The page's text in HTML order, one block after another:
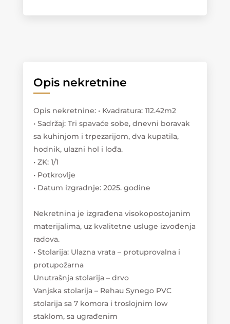
Opis nekretnine
Opis nekretnine: • Kvadratura: 112.42m2
• Sadržaj: Tri spavaće sobe, dnevni boravak
sa kuhinjom i trpezarijom, dva kupatila,
hodnik, ulazni hol i lođa.
• ZK: 1/1
• Potkrovlje
• Datum izgradnje: 2025. godine
Nekretnina je izgrađena visokopostojanim
materijalima, uz kvalitetne usluge izvođenja
radova.
• Stolarija: Ulazna vrata – protuprovalna i
protupožarna
Unutrašnja stolarija – drvo
Vanjska stolarija – Rehau Synego PVC
stolarija sa 7 komora i troslojnim low
staklom, sa ugrađenim